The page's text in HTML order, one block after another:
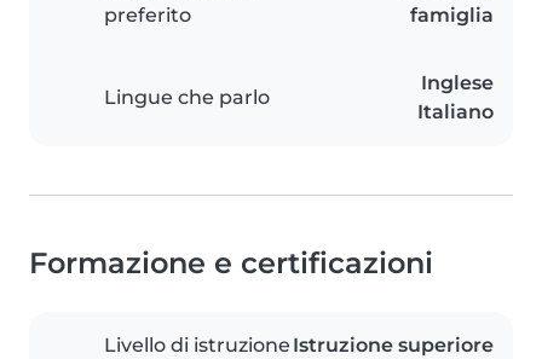
preferito
famiglia
Lingue che parlo
Inglese
Italiano
Formazione e certificazioni
Livello di istruzione Istruzione superiore